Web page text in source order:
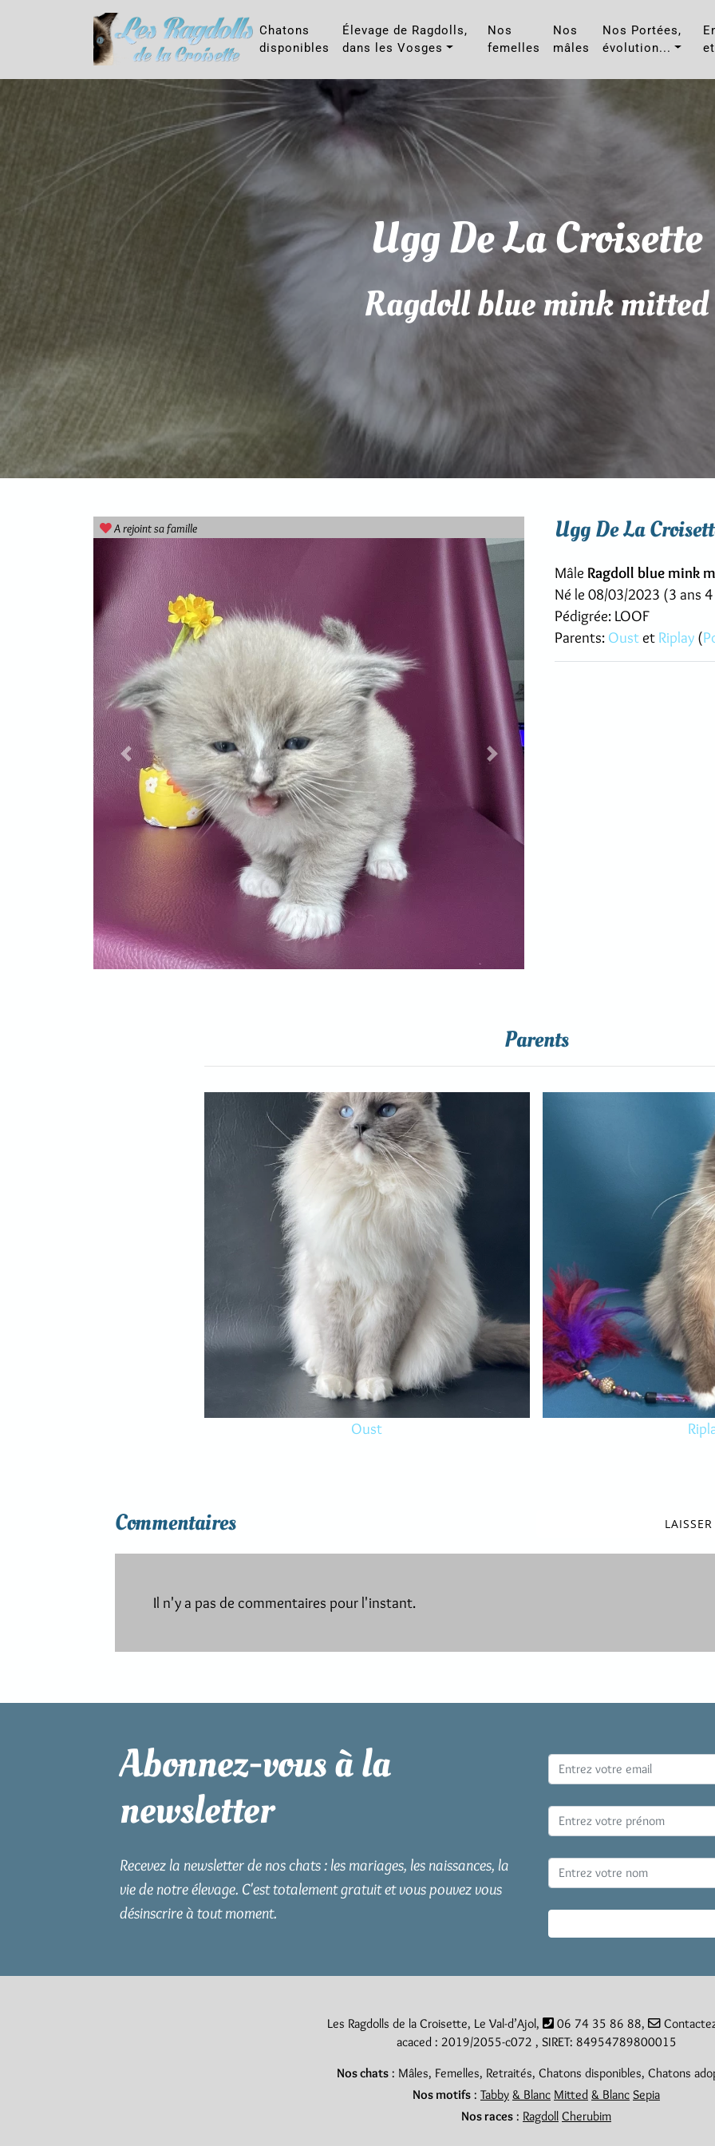
Chatons
disponibles
Élevage de Ragdolls,
dans les Vosges
Nos
femelles
Nos
mâles
Nos Portées,
évolution...
Ugg De La Croisette
Ragdoll blue mink mitted
A rejoint sa famille
Previous Next
Ugg De La
Mâle Ragdoll blue mink
Né le 08/03/2023 (3 ans
Pédigrée: LOOF
Parents: Oustet Riplay (
Parents
Oust
Commentaires
Il n'y a pas de commentaires pour l'instant.
Abonnez-vous à la
newsletter
Recevez la newsletter de nos chats : les mariages, les naissances, la
vie de notre élevage. C'est totalement gratuit et vous pouvez vous
désinscrire à tout moment.
Les Ragdolls de la Croisette, Le Val-d’Ajol, 06 74 35 86 88,
acaced : 2019/2055-c072 , SIRET: 84954789800015
Nos chats : Mâles, Femelles, Retraités, Chatons disponibles, Chatons
Nos motifs : Tabby & Blanc Mitted & Blanc Sepia
Nos races : Ragdoll Cherubim